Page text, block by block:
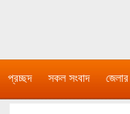
প্রচ্ছদ সকল সংবাদ